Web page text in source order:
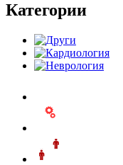
Категории